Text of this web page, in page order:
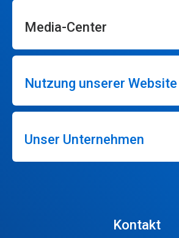
Media-Center
Nutzung unserer Website
Unser Unternehmen
Kontakt